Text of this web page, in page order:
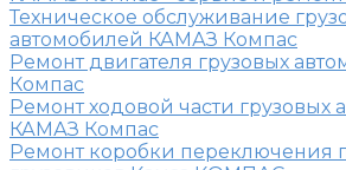
Техническое обслуживание
автомобилей КАМАЗ Компас
Ремонт двигателя грузовых
Компас
Ремонт ходовой части грузовых
КАМАЗ Компас
Ремонт коробки переключения